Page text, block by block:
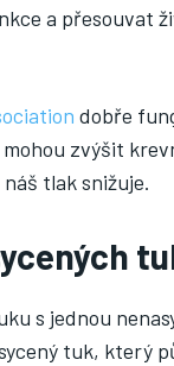
a přesouvat
dobře
zvýšit
tlak snižuje.
s jednou
tuk, který